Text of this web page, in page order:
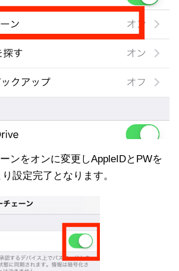
ンをオンに変更しAppleIDとPWを
設定完了となります。